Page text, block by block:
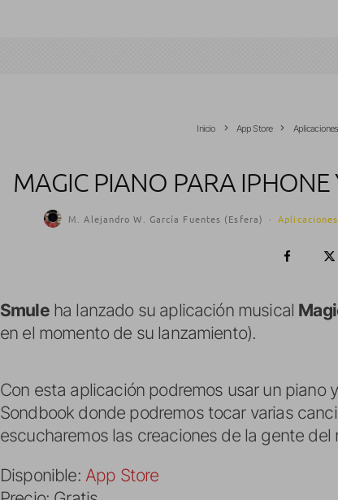
Inicio App Store Aplicaciones
MAGIC PIANO PARA
M. Alejandro W. García Fuentes (Esfera) · Aplicaciones
Smuleha lanzado su aplicación musical
en el momento de su lanzamiento).
Con esta aplicación podremos usar un piano
Sondbook donde podremos tocar varias
escucharemos las creaciones de la gente del
Disponible: App Store